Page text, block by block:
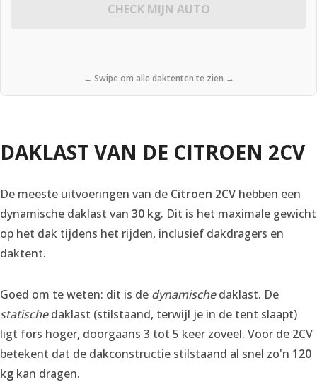
CHECK MIJN AUTO
← Swipe om alle daktenten te zien →
DAKLAST VAN DE CITROEN 2CV
De meeste uitvoeringen van de Citroen 2CV hebben een
dynamische daklast van 30 kg. Dit is het maximale gewicht
op het dak tijdens het rijden, inclusief dakdragers en
daktent.
Goed om te weten: dit is de dynamischedaklast. De
statischedaklast (stilstaand, terwijl je in de tent slaapt)
ligt fors hoger, doorgaans 3 tot 5 keer zoveel. Voor de 2CV
betekent dat de dakconstructie stilstaand al snel zo'n 120
kg kan dragen.